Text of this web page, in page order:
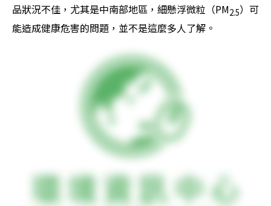
品狀況不佳，尤其是中南部地區，細懸浮微粒（PM2.5）可
能造成健康危害的問題，並不是這麼多人了解。